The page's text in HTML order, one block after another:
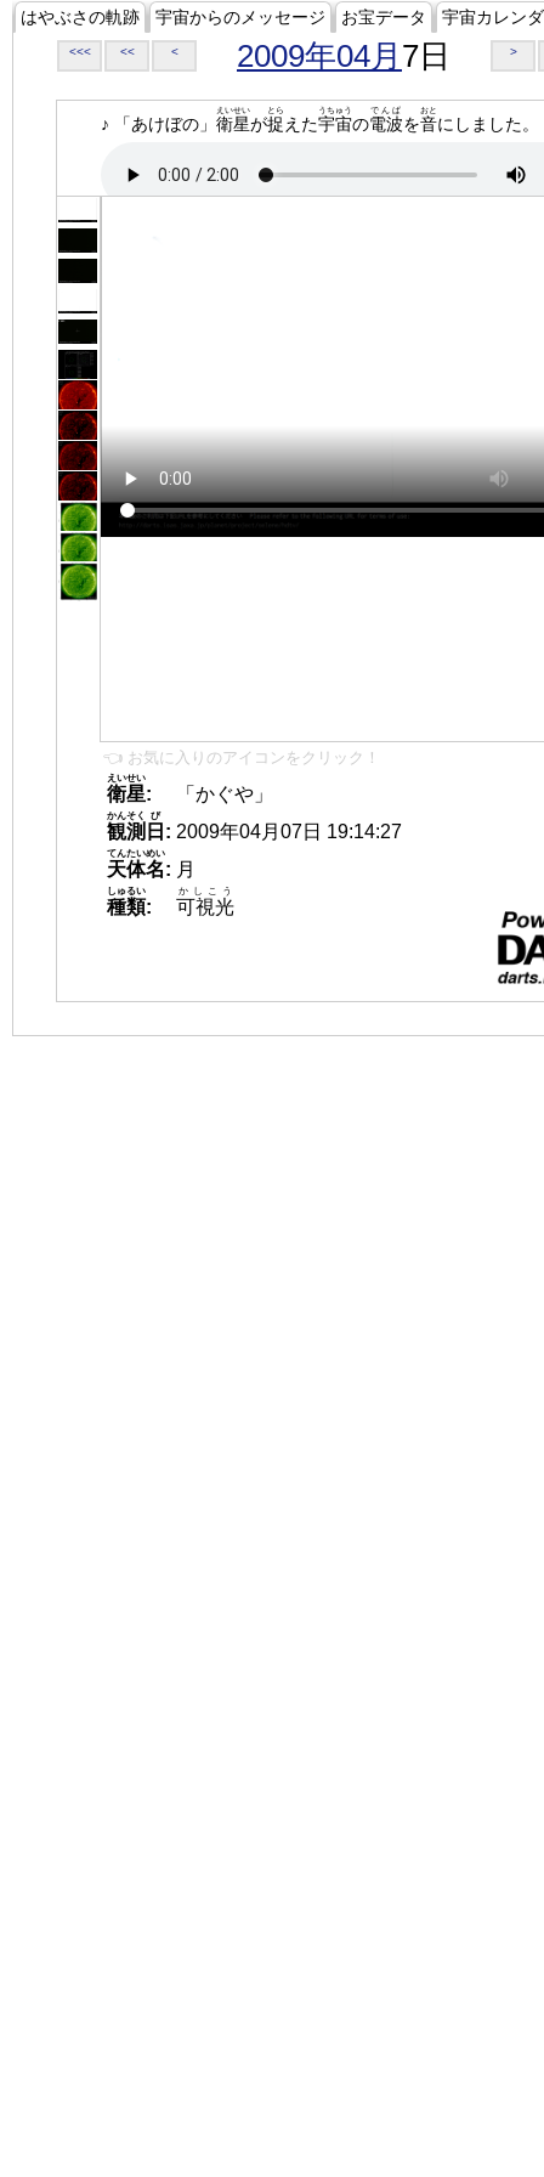
はやぶさの軌跡 宇宙からのメッセージ お宝データ 宇宙カレン
<<< << < 2009年04月 7日 >
♪ 「あけぼの」 衛星
えいせい
が捉
とら
えた宇宙
うちゅう
の電波
でんぱ
を音
おと
にしました。
👈 お気に入りのアイコンをクリック！
衛星
えいせい
:
「かぐや」
観測
かんそく
日
び
: 2009年04月07日 19:14:27
天体名
てんたいめい
: 月
種類
しゅるい
: 可視光
かしこう